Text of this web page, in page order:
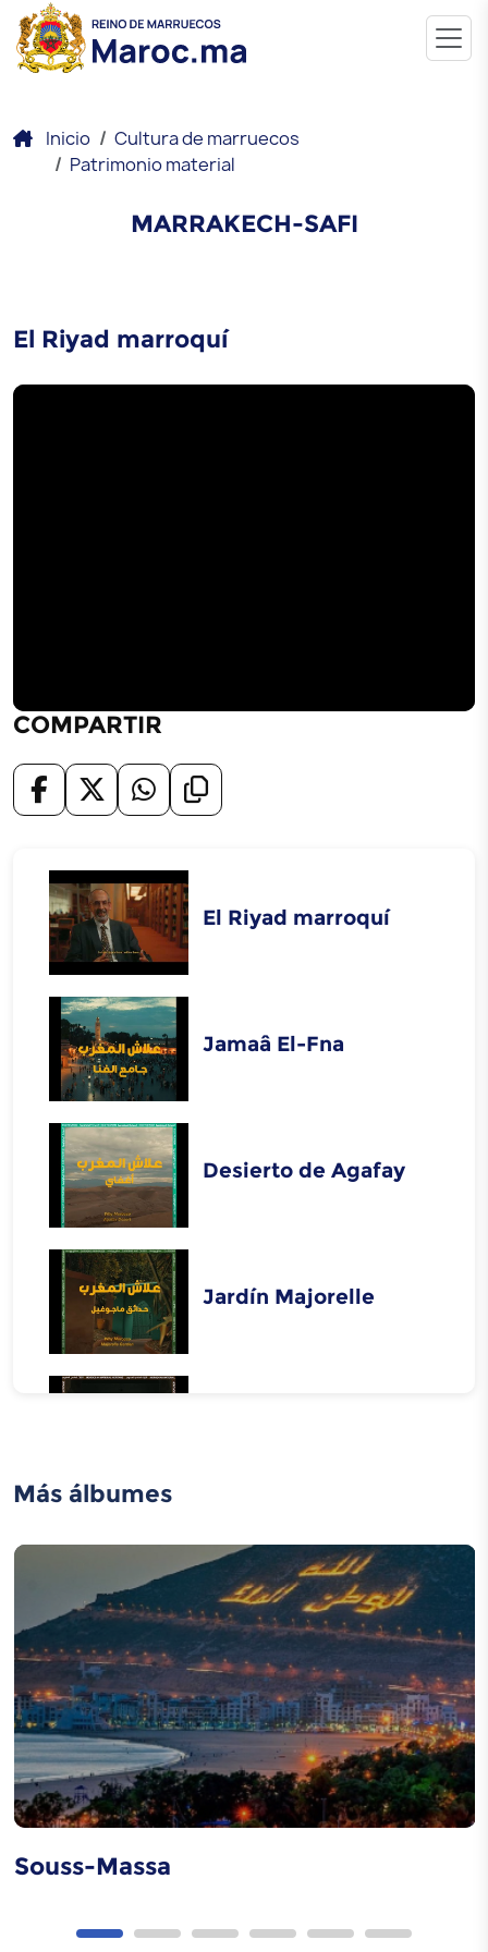
Inicio
Cultura de marruecos
Patrimonio material
MARRAKECH-SAFI
El Riyad marroquí
COMPARTIR
El Riyad marroquí
Jamaâ El-Fna
Desierto de Agafay
Jardín Majorelle
Más álbumes
Souss-Massa